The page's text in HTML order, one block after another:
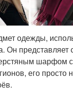
одежды,
Он представляет
шарфом
его просто